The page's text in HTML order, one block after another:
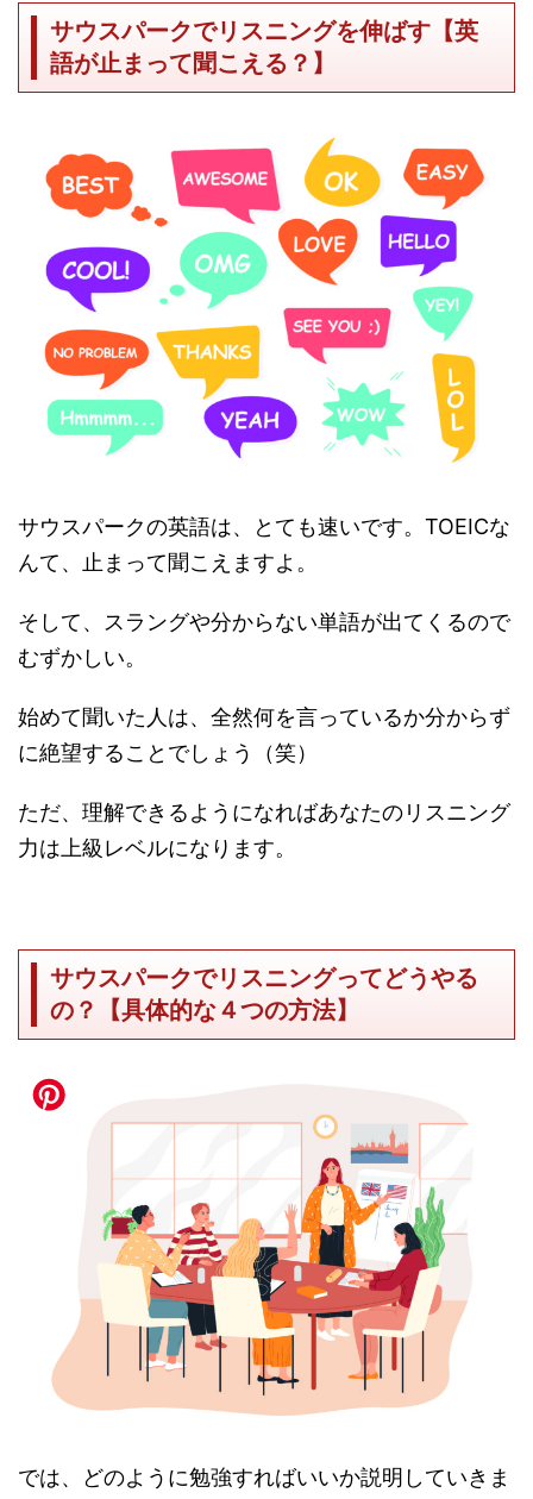
サウスパークでリスニングを伸ばす【英
語が止まって聞こえる？】
サウスパークの英語は、とても速いです。TOEICな
んて、止まって聞こえますよ。
そして、スラングや分からない単語が出てくるので
むずかしい。
始めて聞いた人は、全然何を言っているか分からず
に絶望することでしょう（笑）
ただ、理解できるようになればあなたのリスニング
力は上級レベルになります。
サウスパークでリスニングってどうやる
の？【具体的な４つの方法】
では、どのように勉強すればいいか説明していきま